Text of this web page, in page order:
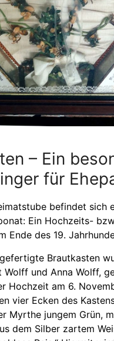
– Ein
für
befindet sich
Ein Hochzeits-
Ende des 19.
Brautkasten
Wolff und Anna Wolff,
Hochzeit am 6.
vier Ecken des
Myrthe jungem Grün,
dem Silber zartem